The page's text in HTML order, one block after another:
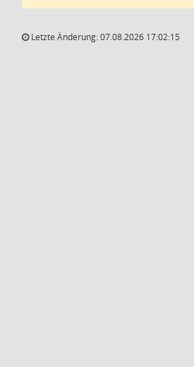
Letzte Änderung: 07.08.2026 17:02:15